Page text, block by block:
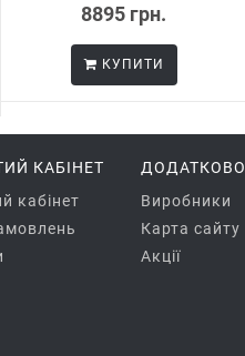
8895 грн.
КУПИТИ
КАБІНЕТ
кабінет
ДОДАТКОВО
Виробники
Карта сайту
Акції